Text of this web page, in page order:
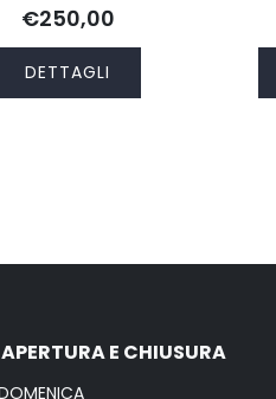
€250,00
DETTAGLI
E CHIUSURA